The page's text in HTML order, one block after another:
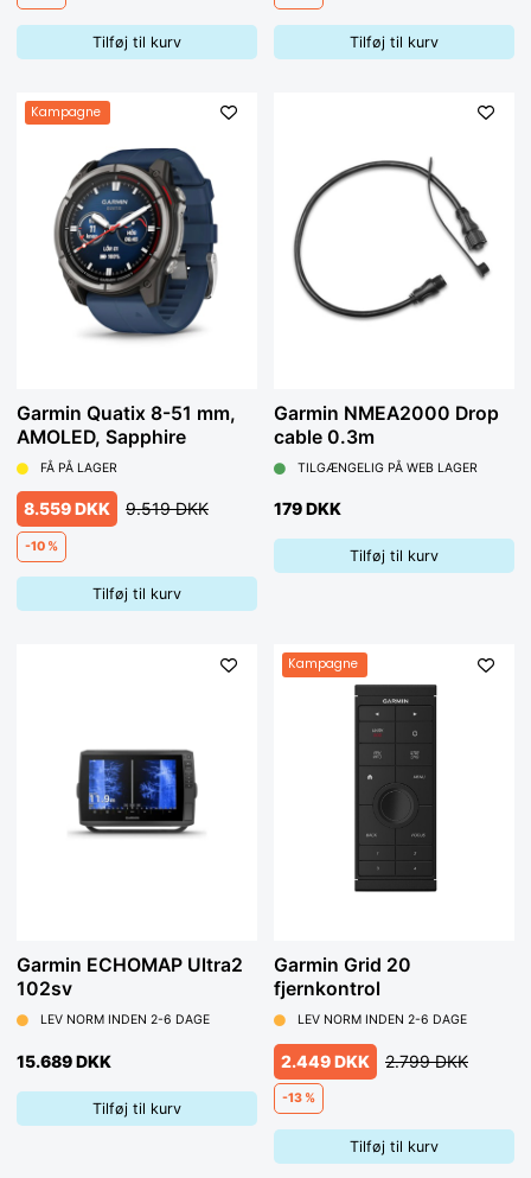
Tilføj til kurv Tilføj til kurv
Kampagne
Garmin Quatix 8-51 mm,
AMOLED, Sapphire
FÅ PÅ LAGER
8.559 DKK 9.519 DKK
-10 %
Tilføj til kurv
Garmin NMEA2000 Drop
cable 0.3m
TILGÆNGELIG PÅ WEB LAGER
179 DKK
Tilføj til kurv
Garmin ECHOMAP Ultra2
102sv
LEV NORM INDEN 2-6 DAGE
15.689 DKK
Tilføj til kurv
Kampagne
Garmin Grid 20
fjernkontrol
LEV NORM INDEN 2-6 DAGE
2.449 DKK 2.799 DKK
-13 %
Tilføj til kurv